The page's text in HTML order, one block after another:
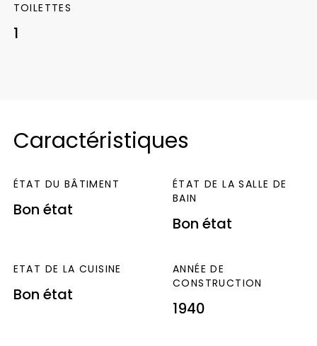
TOILETTES
1
Caractéristiques
ÉTAT DU BÂTIMENT
Bon état
ÉTAT DE LA SALLE DE
BAIN
Bon état
ETAT DE LA CUISINE
Bon état
ANNÉE DE
CONSTRUCTION
1940